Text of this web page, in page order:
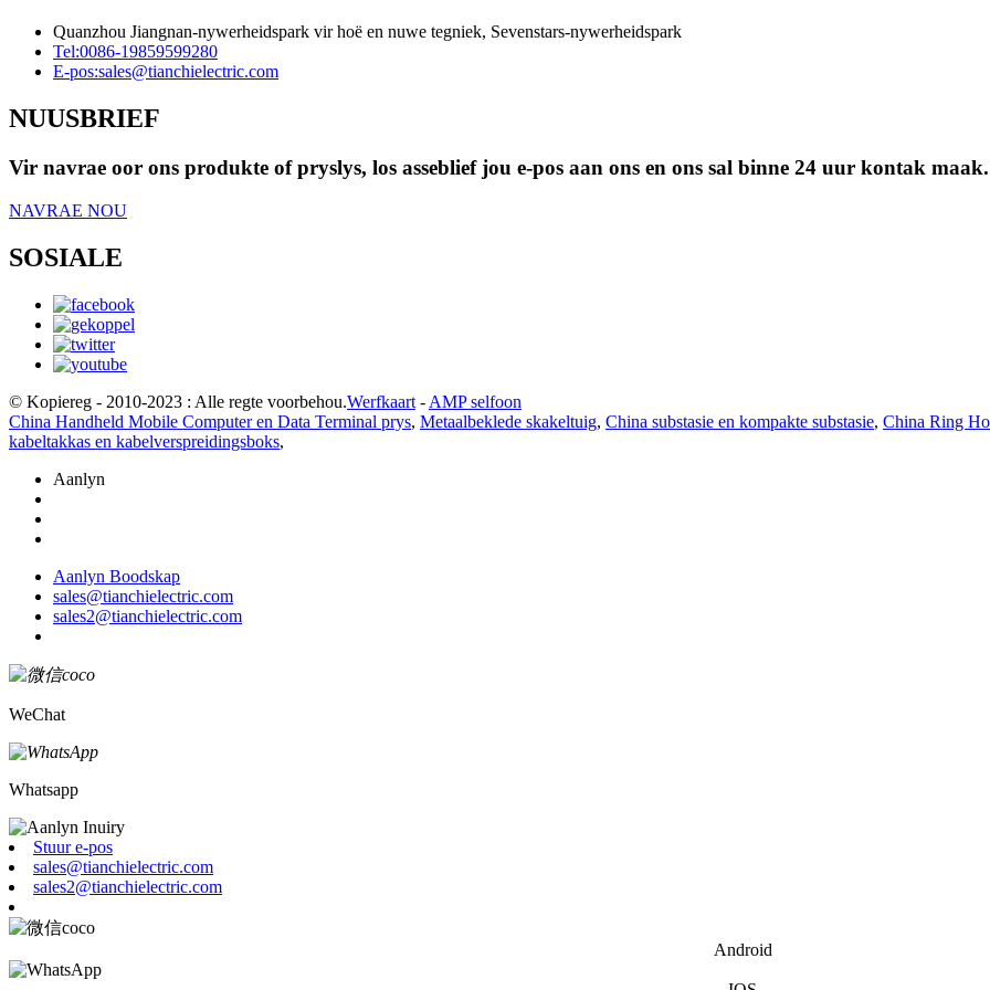
Quanzhou Jiangnan-nywerheidspark vir hoë en nuwe tegniek, Sevenstars-nywerheidspark
Tel:0086-19859599280
E-pos:sales@tianchielectric.com
NUUSBRIEF
Vir navrae oor ons produkte of pryslys, los asseblief jou e-pos aan ons en ons sal binne 24 uur kontak maak.
NAVRAE NOU
SOSIALE
© Kopiereg - 2010-2023 : Alle regte voorbehou.Werfkaart - AMP selfoon
China Handheld Mobile Computer en Data Terminal prys, Metaalbeklede skakeltuig, China substasie en kompakte substasie, China Ring
kabeltakkas en kabelverspreidingsboks,
Aanlyn
Aanlyn Boodskap
sales@tianchielectric.com
sales2@tianchielectric.com
WeChat
Whatsapp
Stuur e-pos
sales@tianchielectric.com
sales2@tianchielectric.com
Android